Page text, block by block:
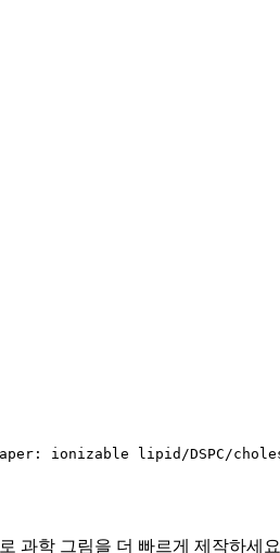
ionizable lipid/DSPC/
과학 그림을 더 빠르게 제작하세